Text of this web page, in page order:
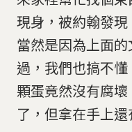
現身，被約翰發現
當然是因為上面
過，我們也搞不
顆蛋竟然沒有腐
了，但拿在手上還